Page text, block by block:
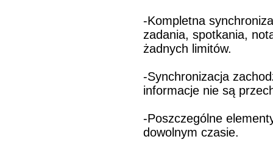
-Kompletna
zadania, spotkania,
żadnych limitów.
-Synchronizacja
informacje nie są
-Poszczególne
dowolnym czasie.